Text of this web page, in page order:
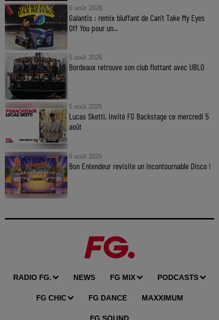
6 août 2026
Galantis : remix bluffant de Can’t Take My Eyes
Off You pour un...
5 août 2026
Bordeaux retrouve son club flottant avec UBLO
5 août 2026
Lucas Sketti, invité FG Backstage ce mercredi 5
août
5 août 2026
Bon Entendeur revisite un incontournable Disco !
RADIO FG. NEWS FG MIX PODCASTS
FG CHIC FG DANCE MAXXIMUM
FG SOUND